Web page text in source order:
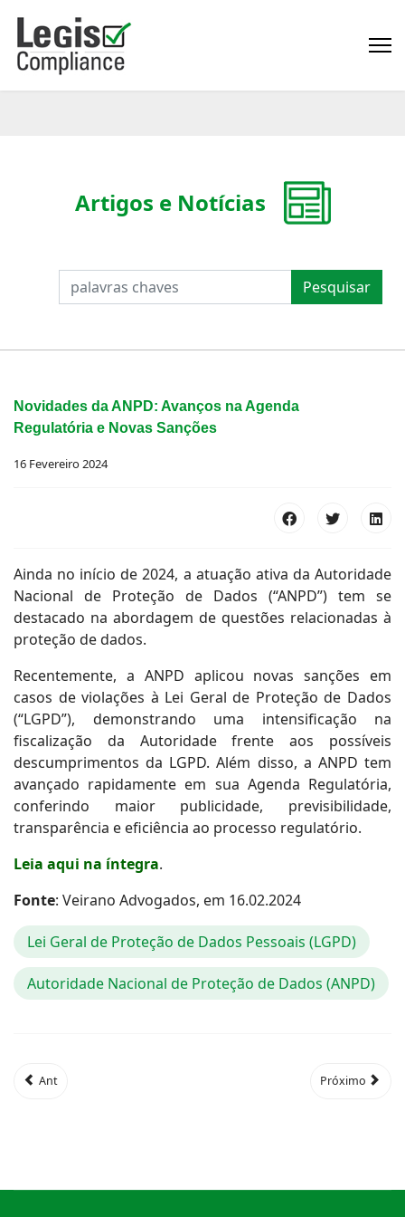
PESQUISAR Pesquisar
Artigos e Notícias
Novidades da ANPD: Avanços na Agenda
Regulatória e Novas Sanções
16 Fevereiro 2024
Ainda no início de 2024, a atuação ativa da Autoridade
Nacional de Proteção de Dados (“ANPD”) tem se
destacado na abordagem de questões relacionadas à
proteção de dados.
Recentemente, a ANPD aplicou novas sanções em
casos de violações à Lei Geral de Proteção de Dados
(“LGPD”), demonstrando uma intensificação na
fiscalização da Autoridade frente aos possíveis
descumprimentos da LGPD. Além disso, a ANPD tem
avançado rapidamente em sua Agenda Regulatória,
conferindo maior publicidade, previsibilidade,
transparência e eficiência ao processo regulatório.
Leia aqui na íntegra.
Fonte: Veirano Advogados, em 16.02.2024
Lei Geral de Proteção de Dados Pessoais (LGPD)
Autoridade Nacional de Proteção de Dados (ANPD)
Ant Próximo